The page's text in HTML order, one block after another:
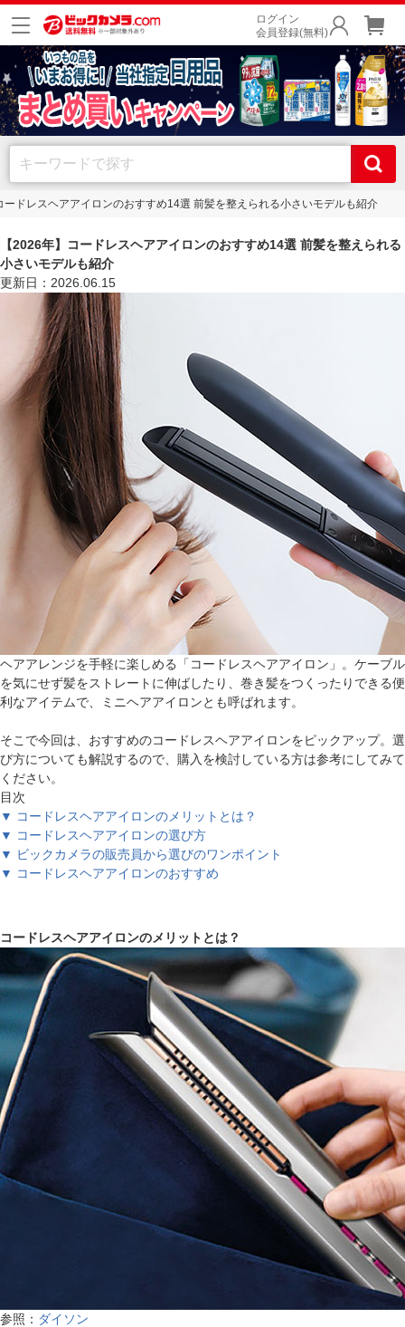
ログイン
会員登録(無料)
ードレスヘアアイロンのおすすめ14選 前髪を整えられる小さいモデルも紹介
【2026年】コードレスヘアアイロンのおすすめ14選 前髪を整えられる
小さいモデルも紹介
更新日：2026.06.15
ヘアアレンジを手軽に楽しめる「コードレスヘアアイロン」。ケーブル
を気にせず髪をストレートに伸ばしたり、巻き髪をつくったりできる便
利なアイテムで、ミニヘアアイロンとも呼ばれます。
そこで今回は、おすすめのコードレスヘアアイロンをピックアップ。選
び方についても解説するので、購入を検討している方は参考にしてみて
ください。
目次
▼ コードレスヘアアイロンのメリットとは？
▼ コードレスヘアアイロンの選び方
▼ ビックカメラの販売員から選びのワンポイント
▼ コードレスヘアアイロンのおすすめ
コードレスヘアアイロンのメリットとは？
参照： ダイソン